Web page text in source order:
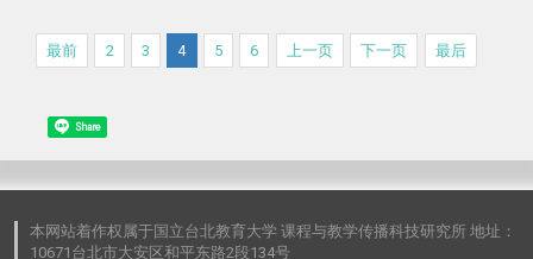
最前 2 3 4 5 6 上一页 下一页 最后
Share
本网站着作权属于国立台北教育大学 课程与教学传播科技研究所 地址：
10671台北市大安区和平东路2段134号